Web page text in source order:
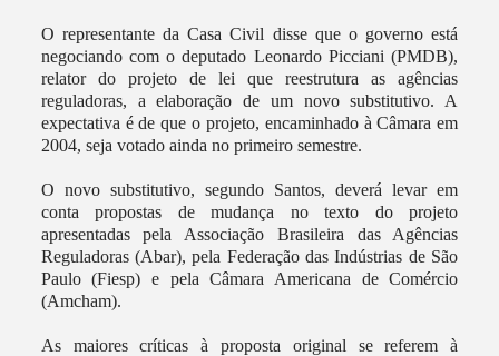
O representante da Casa Civil disse que o governo está
negociando com o deputado Leonardo Picciani (PMDB),
relator do projeto de lei que reestrutura as agências
reguladoras, a elaboração de um novo substitutivo. A
expectativa é de que o projeto, encaminhado à Câmara em
2004, seja votado ainda no primeiro semestre.
O novo substitutivo, segundo Santos, deverá levar em
conta propostas de mudança no texto do projeto
apresentadas pela Associação Brasileira das Agências
Reguladoras (Abar), pela Federação das Indústrias de São
Paulo (Fiesp) e pela Câmara Americana de Comércio
(Amcham).
As maiores críticas à proposta original se referem à